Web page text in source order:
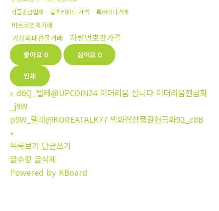
리플송금업체
블랙키워드 가격 톡아이디거래
비트코인퀵거래
가상화폐선물거래 차량번호판가격
좋아요 0 싫어요 0
인쇄
« d6Q_텔레@UPCOIN24 이더리움 삽니다 이더리움현금화
_j9W
p9W_텔레@KOREATALK77 백화점상품권현금화92_c8B
»
목록보기 답글쓰기
글수정 글삭제
Powered by KBoard